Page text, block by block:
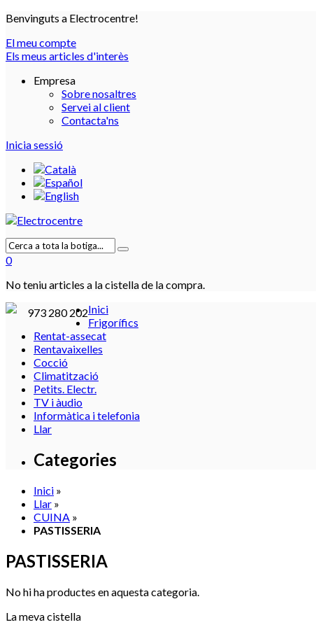
Benvinguts a Electrocentre!
El meu compte
Els meus articles d'interès
Empresa
Sobre nosaltres
Servei al client
Contacta'ns
Inicia sessió
0
No teniu articles a la cistella de la compra.
973 280 202Inici
Frigorífics
Rentat-assecat
Rentavaixelles
Cocció
Climatització
Petits. Electr.
TV i àudio
Informàtica i telefonia
Llar
Categories
Inici »
Llar »
CUINA »
PASTISSERIA
PASTISSERIA
No hi ha productes en aquesta categoria.
La meva cistella